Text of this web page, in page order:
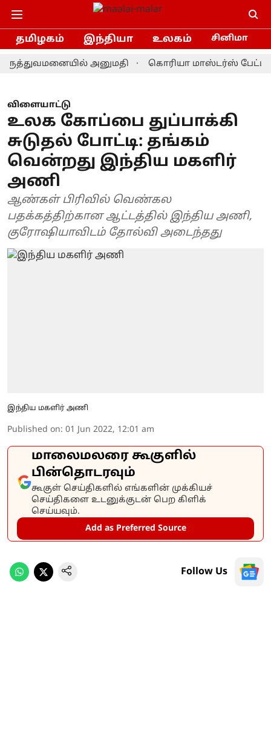
தமிழகம் இந்தியா உலகம் சினிமா
அனுமதி கொரியா மாஸ்டர்ஸ்
விளையாட்டு
உலக கோப்பை துப்பாக்கி
சுடுதல் போட்டி: தங்கம்
வென்றது இந்திய மகளிர்
அணி
ஆண்கள் பிரிவில் வெண்கல
பதக்கத்திற்கான ஆட்டத்தில் இந்திய அணி,
குரோஷியாவிடம் தோல்வி அடைந்தது
இந்திய மகளிர் அணி
Published on: 01 Jun 2022, 12:01 am
மாலைமலரை கூகுளில்
பின்தொடரவும்
கூகுள் செய்திகளில் எங்களின் முக்கியச்
செய்திகளை உடனுக்குடன் பெற கிளிக்
செய்யவும்.
Add as Preferred Source
Follow Us